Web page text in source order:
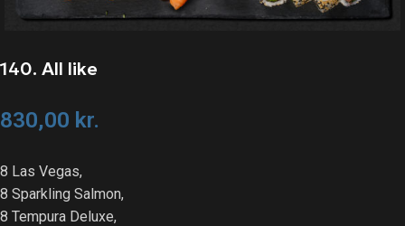
140. All like
830,00 kr.
8 Las Vegas,
8 Sparkling Salmon,
8 Tempura Deluxe,